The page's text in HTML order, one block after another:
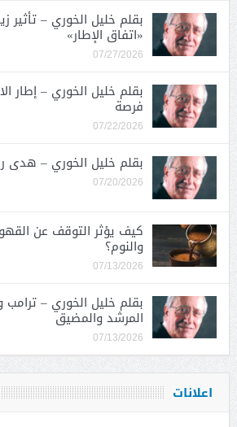
بقلم خليل الخوري – تأثير
«اتفاق الإطار»
07/27/2026
بقلم خليل الخوري – إطار
فرصة
07/22/2026
بقلم خليل الخوري – هدى
07/20/2026
كيف يؤثر التوقف عن
والنوم؟
07/13/2026
بقلم خليل الخوري – ترامب
المرشد والمضيق
07/13/2026
اعلانات